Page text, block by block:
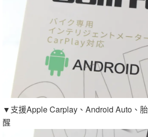
▼支援Apple Carplay、Android Auto、
醒